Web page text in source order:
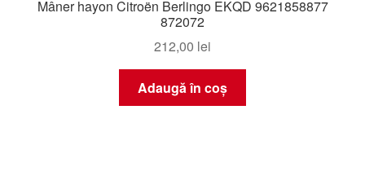
Mâner hayon Citroën Berlingo EKQD 9621858877
872072
212,00 lei
Adaugă în coș